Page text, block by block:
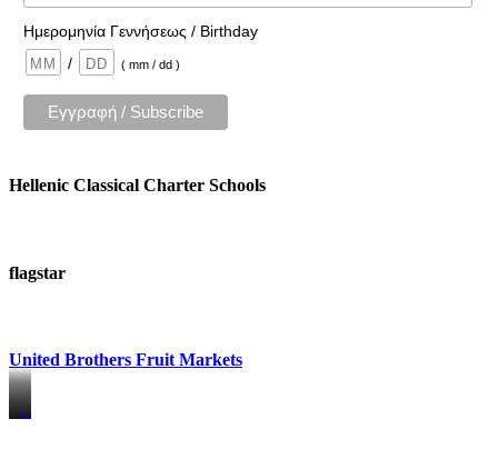
Ημερομηνία Γεννήσεως / Birthday
/
( mm / dd )
Hellenic Classical Charter Schools
flagstar
United Brothers Fruit Markets
https://www.unitedbrothersfruitmarkets.com/
https://www.unitedbrothersfruitmarkets.com/